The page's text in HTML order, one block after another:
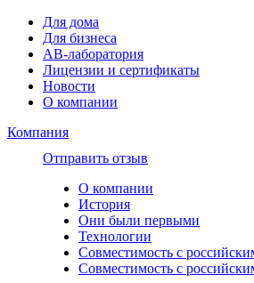
Для дома
Для бизнеса
АВ-лаборатория
Лицензии и сертификаты
Новости
О компании
Компания
Отправить отзыв
О компании
История
Они были первыми
Технологии
Совместимость с
Совместимость с